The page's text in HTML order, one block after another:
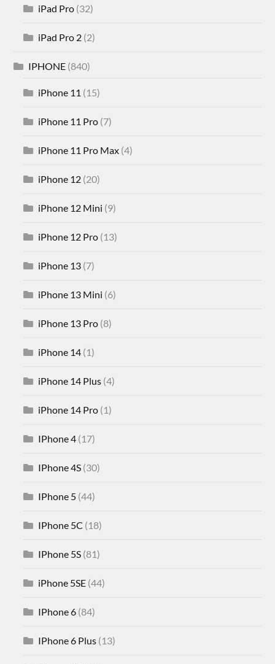
iPad Pro (32)
iPad Pro 2 (2)
IPHONE (840)
iPhone 11 (15)
iPhone 11 Pro (7)
iPhone 11 Pro Max (4)
iPhone 12 (20)
iPhone 12 Mini (9)
iPhone 12 Pro (13)
iPhone 13 (7)
iPhone 13 Mini (6)
iPhone 13 Pro (8)
iPhone 14 (1)
iPhone 14 Plus (4)
iPhone 14 Pro (1)
IPhone 4 (17)
IPhone 4S (30)
IPhone 5 (44)
IPhone 5C (18)
IPhone 5S (81)
iPhone 5SE (44)
IPhone 6 (84)
IPhone 6 Plus (13)